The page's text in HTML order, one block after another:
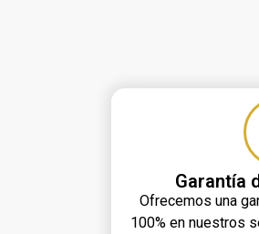
Garantía
Ofrecemos una
100% en nuestros